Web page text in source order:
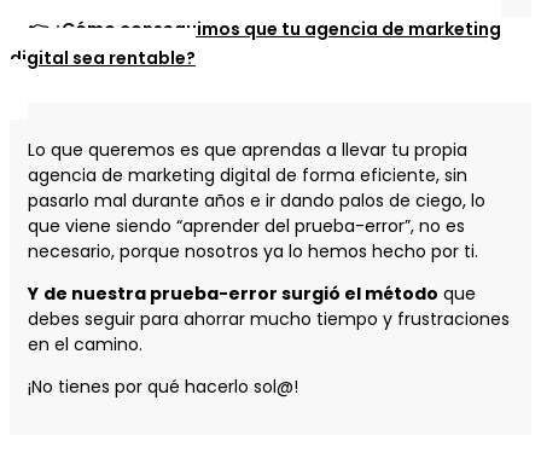
👉 ¿Cómo conseguimos que tu agencia de marketing
digital sea rentable?
Lo que queremos es que aprendas a llevar tu propia
agencia de marketing digital de forma eficiente, sin
pasarlo mal durante años e ir dando palos de ciego, lo
que viene siendo “aprender del prueba-error”, no es
necesario, porque nosotros ya lo hemos hecho por ti.
Y de nuestra prueba-error surgió el método que
debes seguir para ahorrar mucho tiempo y frustraciones
en el camino.
¡No tienes por qué hacerlo sol@!